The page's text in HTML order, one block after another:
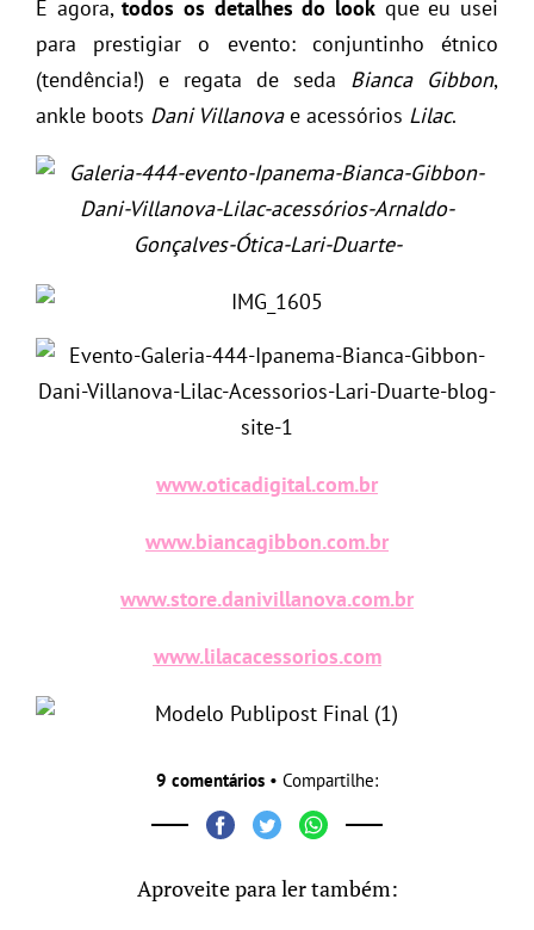
E agora,todos os detalhes do look que eu usei
para prestigiar o evento: conjuntinho étnico
(tendência!) e regata de seda Bianca Gibbon,
ankle boots Dani Villanovae acessórios Lilac.
www.oticadigital.com.br
www.biancagibbon.com.br
www.store.danivillanova.com.br
www.lilacacessorios.com
9 comentários • Compartilhe:
Aproveite para ler também: